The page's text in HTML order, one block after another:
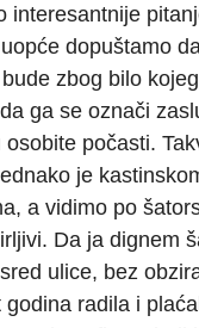
interesantnije
dopuštamo
zbog bilo
ga se označi
osobite počasti.
je
a vidimo po
Da ja dignem
ulice, bez
godina radila i